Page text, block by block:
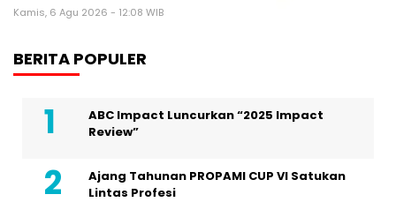
Kamis, 6 Agu 2026 - 12:08 WIB
BERITA POPULER
ABC Impact Luncurkan “2025 Impact
Review”
Ajang Tahunan PROPAMI CUP VI Satukan
Lintas Profesi